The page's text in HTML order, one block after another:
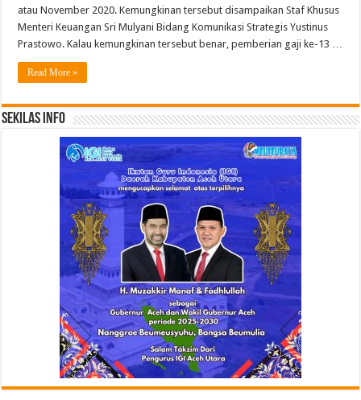
atau November 2020. Kemungkinan tersebut disampaikan Staf Khusus
Menteri Keuangan Sri Mulyani Bidang Komunikasi Strategis Yustinus
Prastowo. Kalau kemungkinan tersebut benar, pemberian gaji ke-13 …
Read More »
Sekilas Info